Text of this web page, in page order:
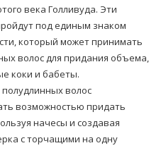
века Голливуда. Эти
под единым знаком
который может принимать
волос для придания объема,
коки и бабеты.
волос
возможностью придать
начесы и создавая
с торчащими на одну